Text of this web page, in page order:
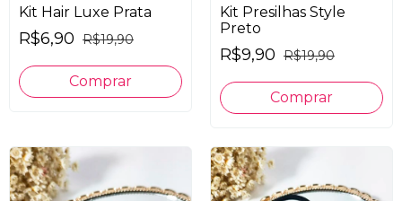
Kit Hair Luxe Prata
R$6,90 R$19,90
Kit Presilhas Style
Preto
R$9,90 R$19,90